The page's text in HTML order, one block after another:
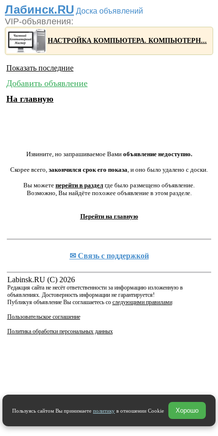
Лабинск.RU Доска объявлений
VIP-объявления:
НАСТРОЙКА КОМПЬЮТЕРА. КОМПЬЮТЕРН...
Показать последние
Добавить объявление
На главную
Извините, но запрашиваемое Вами объявление недоступно.
Скорее всего, закончился срок его показа, и оно было удалено с доски.
Вы можете перейти в раздел где было размещено объявление.
Возможно, Вы найдёте похожее объявление в этом разделе.
Перейти на главную
✉ Cвязь с поддержкой
Labinsk.RU (C) 2026
Редакция сайта не несёт ответственности за информацию изложенную в
объявлениях. Достоверность информации не гарантируется!
Публикуя объявление Вы соглашаетесь со следующими правилами
Пользовательское соглашение
Политика обработки персональных данных
Пользуясь сайтом Вы принимаете политику в отношении Cookie Хорошо